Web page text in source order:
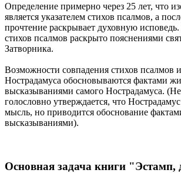
Определение примерно через 25 лет, что
является указателем стихов псалмов, а
прочтение раскрывает духовную
стихов псалмов раскрыто пояснениями
Затворника.
Возможности совпадения стихов псалмов
Нострадамуса обосновываются фактами
высказываниями самого Нострадамуса.
голословно утверждается, что
мысль, но приводится обоснование
высказываниями).
Основная задача книги "Эстамп,